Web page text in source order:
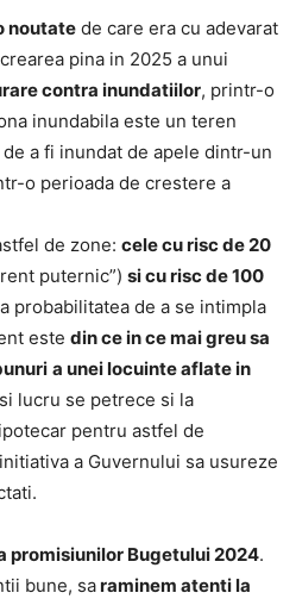
noutate de care era cu adevarat
pina in 2025 a unui
contra inundatiilor, printr-o
inundabila este un teren
a fi inundat de apele dintr-un
o perioada de crestere a
de zone: cele cu risc de 20
puternic”) si cu risc de 100
probabilitatea de a se intimpla
este din ce in ce mai greu sa
a unei locuinte aflate in
lucru se petrece si la
pentru astfel de
a Guvernului sa usureze
promisiunilor Bugetului 2024.
bune, saraminem atenti la